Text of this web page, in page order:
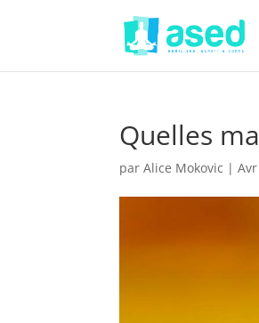
Quelles
parAlice Mokovic |